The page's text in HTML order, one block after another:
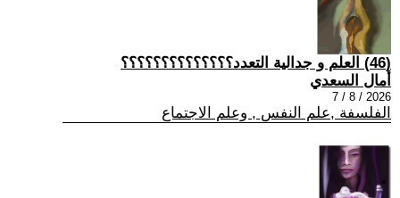
(46) العلم و جدالية التعدد؟؟؟؟؟؟؟؟؟؟؟؟؟؟
أمال السعدي
2026 / 8 / 7
الفلسفة ,علم النفس , وعلم الاجتماع